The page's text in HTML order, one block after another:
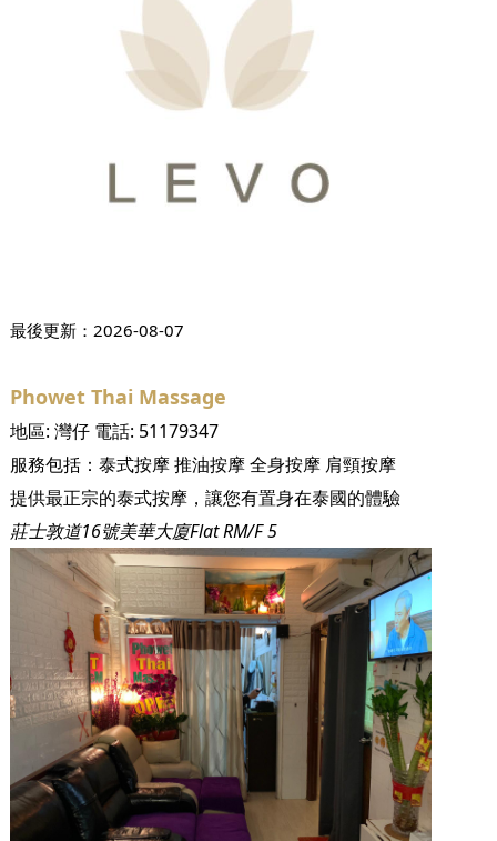
最後更新： 2026-08-07
Phowet Thai Massage
地區: 灣仔電話: 51179347
服務包括： 泰式按摩推油按摩全身按摩 肩頸按摩
提供最正宗的泰式按摩，讓您有置身在泰國的體驗
莊士敦道16號美華大廈Flat RM/F 5